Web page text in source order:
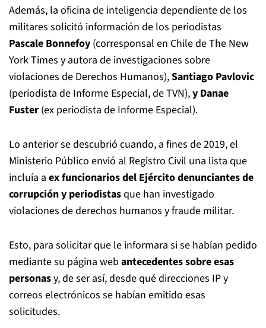
Además, la oficina de inteligencia dependiente de los
militares solicitó información de los periodistas
Pascale Bonnefoy (corresponsal en Chile de The New
York Times y autora de investigaciones sobre
violaciones de Derechos Humanos),Santiago Pavlovic
(periodista de Informe Especial, de TVN),y Danae
Fuster (ex periodista de Informe Especial).
Lo anterior se descubrió cuando, a fines de 2019, el
Ministerio Público envió al Registro Civil una lista que
incluía a ex funcionarios del Ejército denunciantes de
corrupción y periodistasque han investigado
violaciones de derechos humanos y fraude militar.
Esto, para solicitar que le informara si se habían pedido
mediante su página webantecedentes sobre esas
personasy, de ser así, desde qué direcciones IP y
correos electrónicos se habían emitido esas
solicitudes.